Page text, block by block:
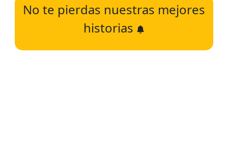
No te pierdas nuestras mejores
historias